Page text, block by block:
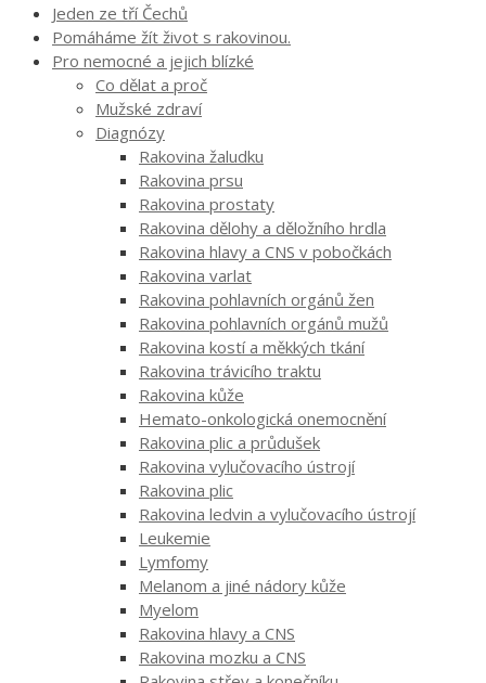
Jeden ze tří Čechů
Pomáháme žít život s rakovinou.
Pro nemocné a jejich blízké
Co dělat a proč
Mužské zdraví
Diagnózy
Rakovina žaludku
Rakovina prsu
Rakovina prostaty
Rakovina dělohy a děložního hrdla
Rakovina hlavy a CNS v pobočkách
Rakovina varlat
Rakovina pohlavních orgánů žen
Rakovina pohlavních orgánů mužů
Rakovina kostí a měkkých tkání
Rakovina trávicího traktu
Rakovina kůže
Hemato-onkologická onemocnění
Rakovina plic a průdušek
Rakovina vylučovacího ústrojí
Rakovina plic
Rakovina ledvin a vylučovacího ústrojí
Leukemie
Lymfomy
Melanom a jiné nádory kůže
Myelom
Rakovina hlavy a CNS
Rakovina mozku a CNS